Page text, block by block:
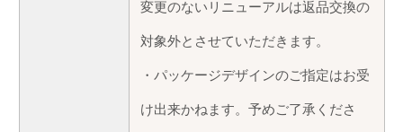
変更のないリニューアルは返品交換の
対象外とさせていただきます。
・パッケージデザインのご指定はお受
け出来かねます。予めご了承くださ